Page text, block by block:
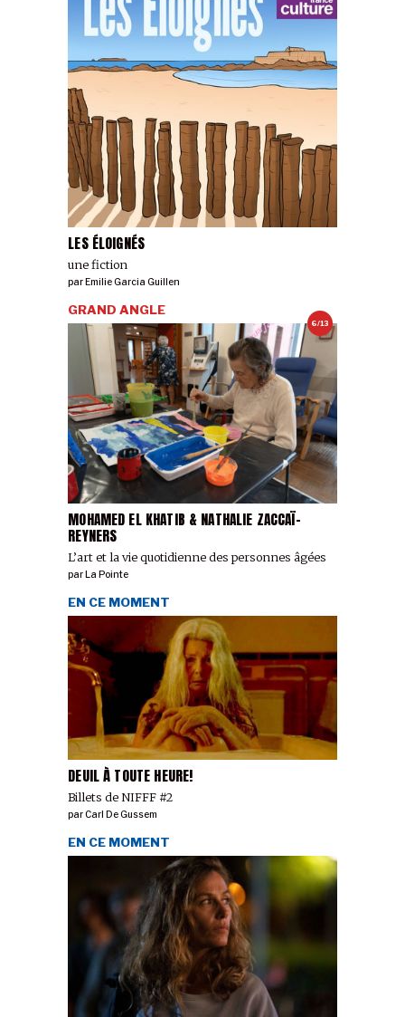
LES ÉLOIGNÉS
une fiction
par Emilie Garcia Guillen
6/13
MOHAMED EL KHATIB & NATHALIE ZACCAÏ-
REYNERS
L’art et la vie quotidienne des personnes âgées
GRAND ANGLE
parLa Pointe
DEUIL À TOUTE HEURE!
Billets de NIFFF #2
EN CE MOMENT
parCarl De Gussem
EN CE MOMENT